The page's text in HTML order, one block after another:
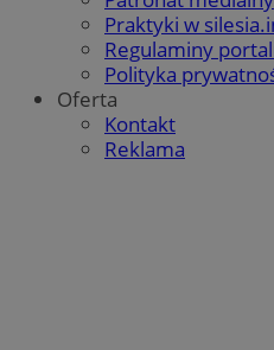
Praktyki w
Regulaminy
Polityka
Oferta
Kontakt
Reklama